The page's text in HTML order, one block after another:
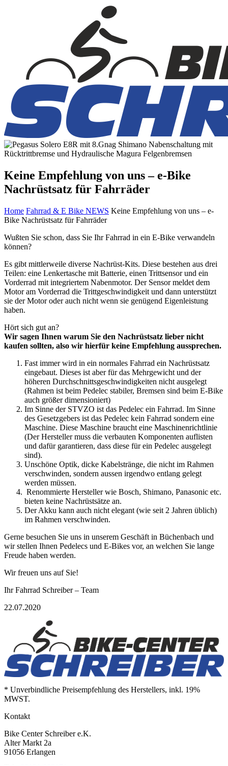
Keine Empfehlung von uns – e-Bike
Nachrüstsatz für Fahrräder
Home Fahrrad & E Bike NEWS Keine Empfehlung von uns – e-
Bike Nachrüstsatz für Fahrräder
Wußten Sie schon, dass Sie Ihr Fahrrad in ein E-Bike verwandeln
können?
Es gibt mittlerweile diverse Nachrüst-Kits. Diese bestehen aus drei
Teilen: eine Lenkertasche mit Batterie, einen Trittsensor und ein
Vorderrad mit integriertem Nabenmotor. Der Sensor meldet dem
Motor am Vorderrad die Trittgeschwindigkeit und dann unterstützt
sie der Motor oder auch nicht wenn sie genügend Eigenleistung
haben.
Hört sich gut an?
Wir sagen Ihnen warum Sie den Nachrüstsatz lieber nicht
kaufen sollten, also wir hierfür keine Empfehlung aussprechen.
Fast immer wird in ein normales Fahrrad ein Nachrüstsatz
eingebaut. Dieses ist aber für das Mehrgewicht und der
höheren Durchschnittsgeschwindigkeiten nicht ausgelegt
(Rahmen ist beim Pedelec stabiler, Bremsen sind beim E-Bike
auch größer dimensioniert)
Im Sinne der STVZO ist das Pedelec ein Fahrrad. Im Sinne
des Gesetzgebers ist das Pedelec kein Fahrrad sondern eine
Maschine. Diese Maschine braucht eine Maschinenrichtlinie
(Der Hersteller muss die verbauten Komponenten auflisten
und dafür garantieren, dass diese für ein Pedelec ausgelegt
sind).
Unschöne Optik, dicke Kabelstränge, die nicht im Rahmen
verschwinden, sondern aussen irgendwo entlang gelegt
werden müssen.
Renommierte Hersteller wie Bosch, Shimano, Panasonic etc.
bieten keine Nachrüstsätze an.
Der Akku kann auch nicht elegant (wie seit 2 Jahren üblich)
im Rahmen verschwinden.
Gerne besuchen Sie uns in unserem Geschäft in Büchenbach und
wir stellen Ihnen Pedelecs und E-Bikes vor, an welchen Sie lange
Freude haben werden.
Wir freuen uns auf Sie!
Ihr Fahrrad Schreiber – Team
22.07.2020
* Unverbindliche Preisempfehlung des Herstellers, inkl. 19%
MWST.
Kontakt
Bike Center Schreiber e.K.
Alter Markt 2a
91056 Erlangen